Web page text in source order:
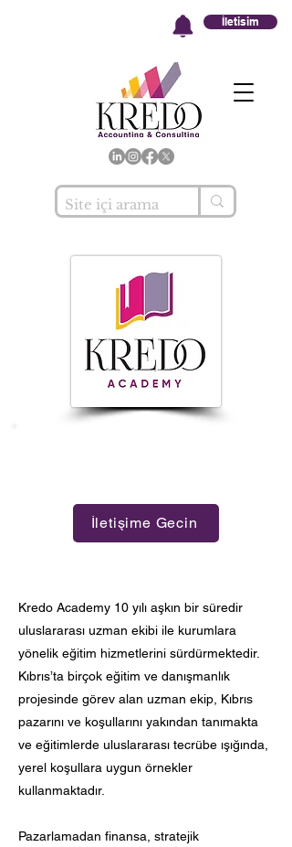
İletisim
İletişime Gecin
Kredo Academy 10 yılı aşkın bir süredir
uluslararası uzman ekibi ile kurumlara
yönelik eğitim hizmetlerini sürdürmektedir.
Kıbrıs’ta birçok eğitim ve danışmanlık
projesinde görev alan uzman ekip, Kıbrıs
pazarını ve koşullarını yakından tanımakta
ve eğitimlerde uluslararası tecrübe ışığında,
yerel koşullara uygun örnekler
kullanmaktadır.
Pazarlamadan finansa, stratejik